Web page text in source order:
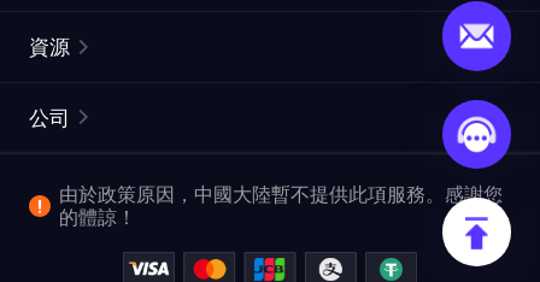
網頁擷取 API
視頻下載 API
ISP代理
ProxySite
市場研究
爬行和索引
查看所有使用案例
資源
常見問題解答
位置
公司
企業服務
反洗錢合規計劃
由於政策原因，中國大陸暫不提供此項服務。感謝您
的體諒！